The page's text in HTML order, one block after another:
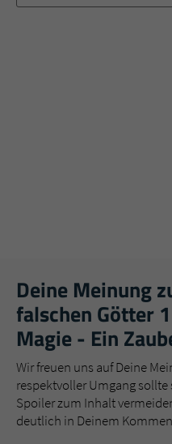
Deine Meinung
falschen Götter
Magie - Ein
Wir freuen uns auf Deine
respektvoller Umgang
Spoiler zum Inhalt
deutlich in Deinem